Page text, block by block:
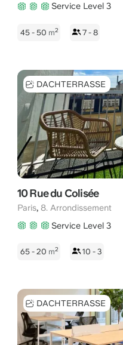
Service Level 3
45 - 50 m2 7 - 8
DACHTERRASSE
10 Rue du Colisée
Paris, 8. Arrondissement
Service Level 3
65 - 20 m2 10 - 3
DACHTERRASSE